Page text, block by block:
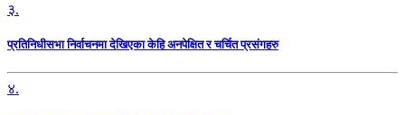
३.
प्रतिनिधीसभा निर्वाचनमा देखिएका केहि अनपेक्षित र चर्चित प्रसंगहरु
४.